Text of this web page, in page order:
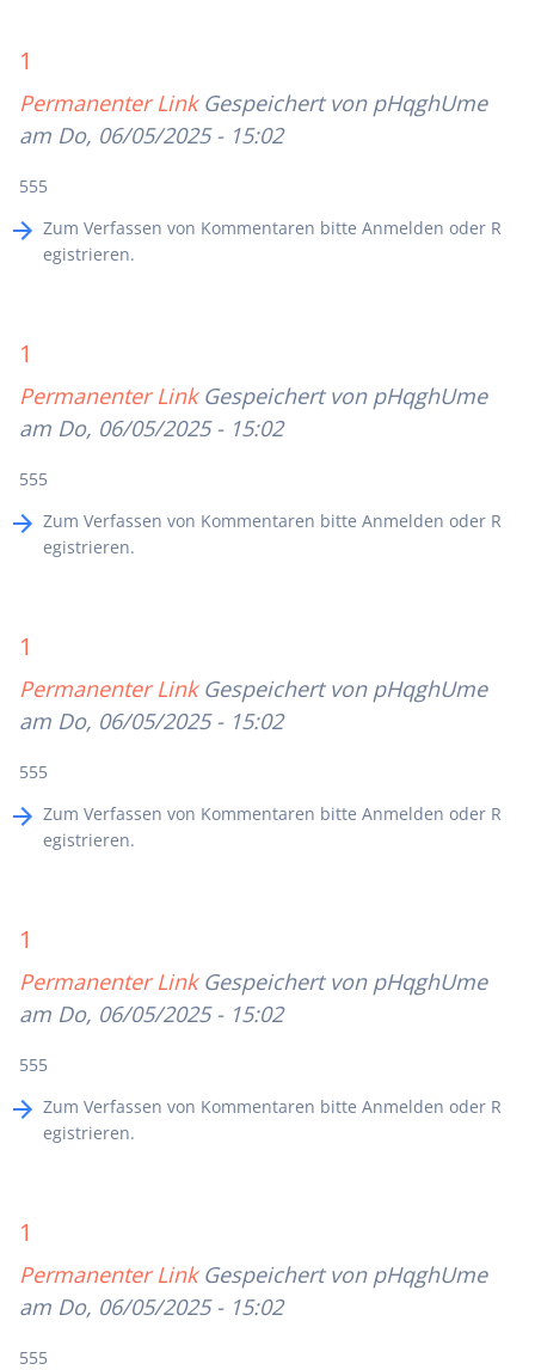
1
Permanenter Link Gespeichert von pHqghUme
am Do, 06/05/2025 - 15:02
555
Zum Verfassen von Kommentaren bitte Anmelden oder R
egistrieren.
1
Permanenter Link Gespeichert von pHqghUme
am Do, 06/05/2025 - 15:02
555
Zum Verfassen von Kommentaren bitte Anmelden oder R
egistrieren.
1
Permanenter Link Gespeichert von pHqghUme
am Do, 06/05/2025 - 15:02
555
Zum Verfassen von Kommentaren bitte Anmelden oder R
egistrieren.
1
Permanenter Link Gespeichert von pHqghUme
am Do, 06/05/2025 - 15:02
555
Zum Verfassen von Kommentaren bitte Anmelden oder R
egistrieren.
1
Permanenter Link Gespeichert von pHqghUme
am Do, 06/05/2025 - 15:02
555